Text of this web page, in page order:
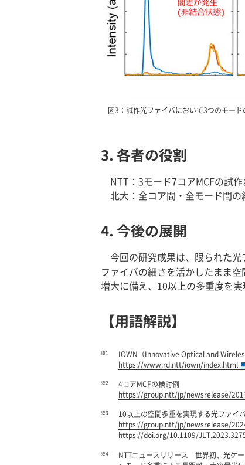
図3：試作光ファイバにおいて3つのモー
3. 各者の役割
NTT：3モード7コアMCFの試
北大：全コア間・全モード間
4. 今後の展開
今回の研究成果は、限られた
ファイバの細さを活かしたまま
増大に備え、10以上の多重度を
【用語解説】
※1
IOWN（Innovative Optical and
https://www.rd.ntt/iown/index.html
※2
4コアMCFの検討例
https://group.ntt/jp/newsrelease/
※3
10以上の空間多重を実現する光ファイ
https://group.ntt/jp/newsrelease/
https://doi.org/10.1109/
※4
NTTニュースリリース 世界初、光ケ